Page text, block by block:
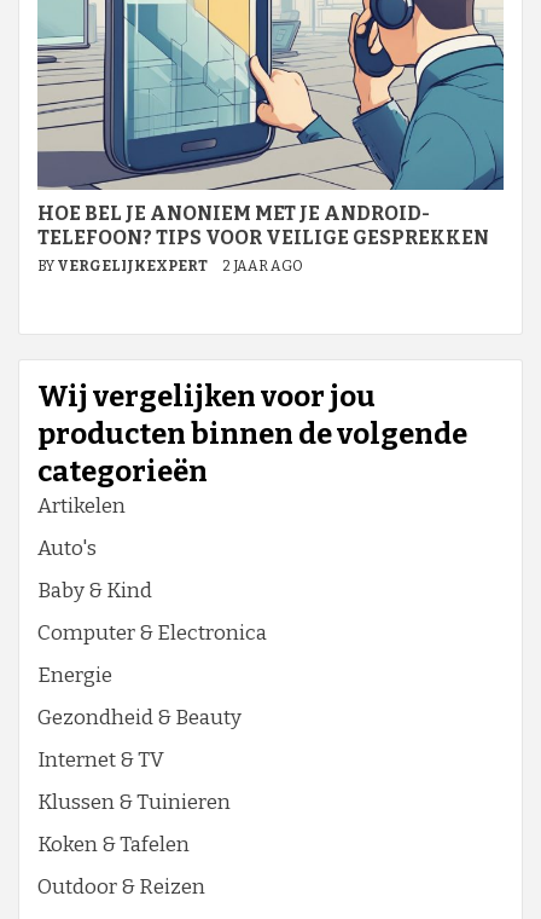
HOE BEL JE ANONIEM MET JE ANDROID-
TELEFOON? TIPS VOOR VEILIGE GESPREKKEN
BY VERGELIJKEXPERT 2 JAAR AGO
Wij vergelijken voor jou
producten binnen de volgende
categorieën
Artikelen
Auto's
Baby & Kind
Computer & Electronica
Energie
Gezondheid & Beauty
Internet & TV
Klussen & Tuinieren
Koken & Tafelen
Outdoor & Reizen